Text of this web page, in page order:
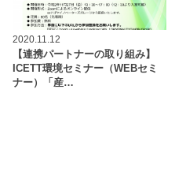
2020.11.12
【連携パートナーの取り組み】
ICETT環境セミナー（WEBセミ
ナー）「産…